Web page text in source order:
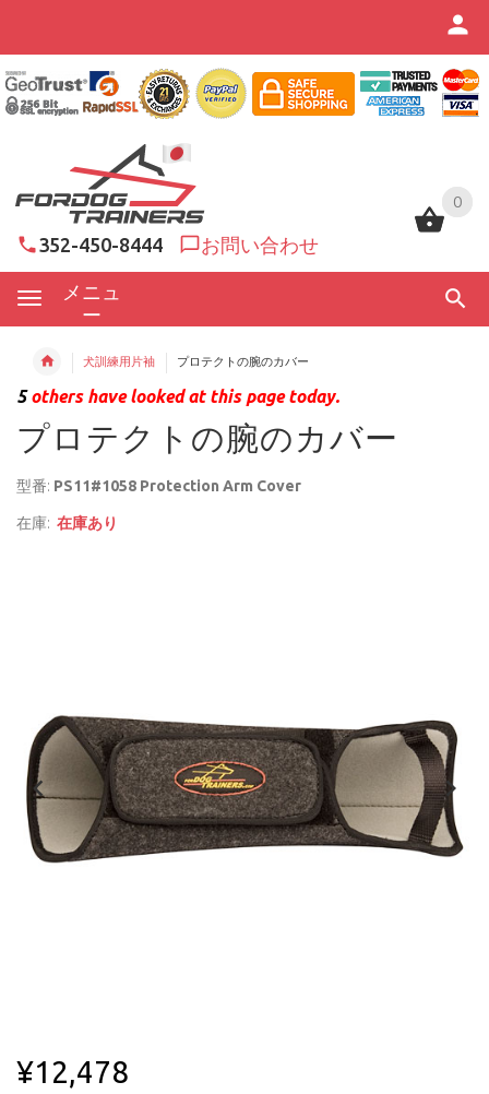
0
352-450-8444 お問い合わせ
メニュ
ー
0
犬訓練用片袖 プロテクトの腕のカバー
5others have looked at this page today.
プロテクトの腕のカバー
型番: PS11#1058 Protection Arm Cover
在庫: 在庫あり
¥12,478